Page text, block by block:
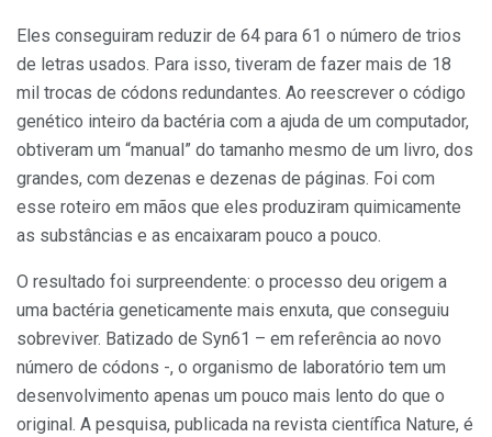
Eles conseguiram reduzir de 64 para 61 o número de trios
de letras usados. Para isso, tiveram de fazer mais de 18
mil trocas de códons redundantes. Ao reescrever o código
genético inteiro da bactéria com a ajuda de um computador,
obtiveram um “manual” do tamanho mesmo de um livro, dos
grandes, com dezenas e dezenas de páginas. Foi com
esse roteiro em mãos que eles produziram quimicamente
as substâncias e as encaixaram pouco a pouco.
O resultado foi surpreendente: o processo deu origem a
uma bactéria geneticamente mais enxuta, que conseguiu
sobreviver. Batizado de Syn61 – em referência ao novo
número de códons -, o organismo de laboratório tem um
desenvolvimento apenas um pouco mais lento do que o
original. A pesquisa, publicada na revista científica Nature, é